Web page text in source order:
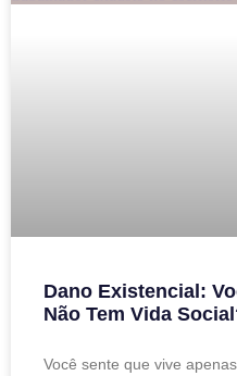
Dano Existencial:
Não Tem Vida
Você sente que vive